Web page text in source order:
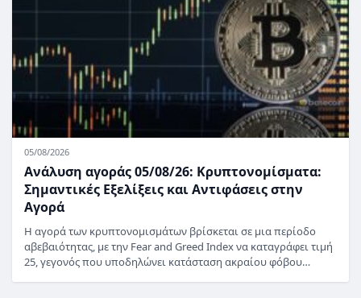
05/08/2026
Ανάλυση αγοράς 05/08/26: Κρυπτονομίσματα:
Σημαντικές Εξελίξεις και Αντιφάσεις στην
Αγορά
Η αγορά των κρυπτονομισμάτων βρίσκεται σε μια περίοδο
αβεβαιότητας, με την Fear and Greed Index να καταγράφει τιμή
25, γεγονός που υποδηλώνει κατάσταση ακραίου φόβου…